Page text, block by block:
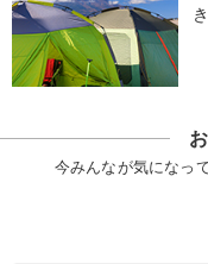
今みんなが気になっ